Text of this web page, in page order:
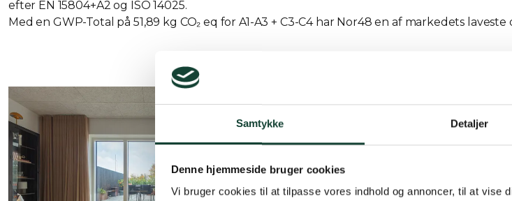
Samtykke Detaljer
Denne hjemmeside bruger cookies
Vi bruger cookies til at tilpasse vores indhold og annoncer, til at vise
efter EN 15804+A2 og ISO 14025.
Med en GWP-Total på 51,89 kg CO₂ eq for A1-A3 + C3-C4 har Nor48 en af markedets